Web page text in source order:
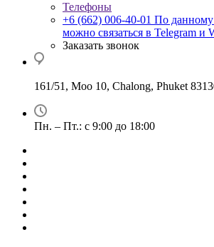
Телефоны
+6 (662) 006-40-01 По
можно связаться в Telegram и
Заказать звонок
161/51, Moo 10, Chalong, Phuket
Пн. – Пт.: с 9:00 до 18:00